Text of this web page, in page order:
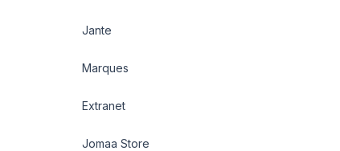
Jante
Marques
Extranet
Jomaa Store